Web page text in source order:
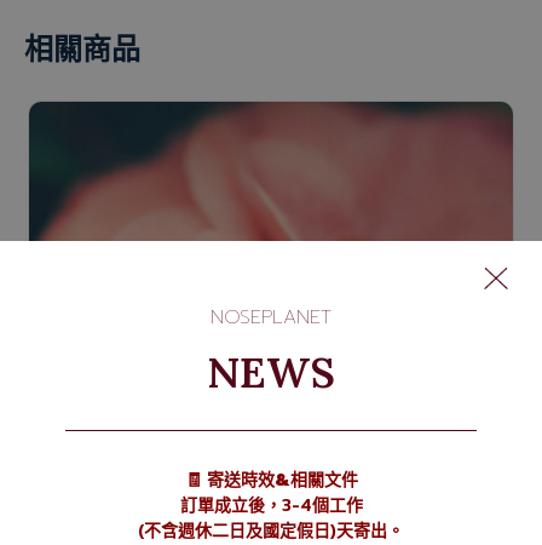
相關商品
NOSEPLANET
NEWS
🧾 寄送時效&相關文件
訂單成立後，3-4個工作
(不含週休二日及國定假日)天寄出。